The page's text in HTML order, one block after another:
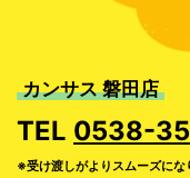
カンサス 磐田店
TEL 0538-
※受け渡しがよりスムーズにな